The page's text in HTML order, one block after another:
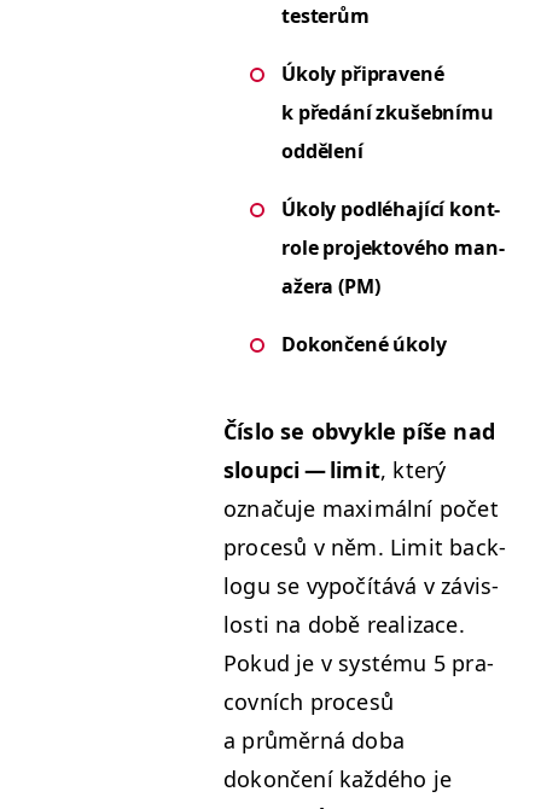
testerům
Úkoly připravené
k předání zkušeb­ní­mu
oddělení
Úkoly podléha­jící kon­t­
role pro­jek­tového man­
ažera (PM)
Dokončené úkoly
Čís­lo se obvyk­le píše nad
sloup­ci — lim­it, který
označu­je max­imál­ní počet
pro­cesů v něm. Lim­it back­
logu se vypočítává v závis­
losti na době real­izace.
Pokud je v sys­té­mu 5 pra­
cov­ních pro­cesů
a průměrná doba
dokončení každého je